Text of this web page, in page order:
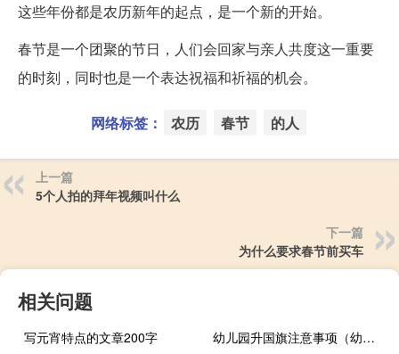
这些年份都是农历新年的起点，是一个新的开始。
春节是一个团聚的节日，人们会回家与亲人共度这一重要
的时刻，同时也是一个表达祝福和祈福的机会。
网络标签： 农历 春节 的人
上一篇
5个人拍的拜年视频叫什么
下一篇
为什么要求春节前买车
相关问题
写元宵特点的文章200字
幼儿园升国旗注意事项（幼儿园亲子运动会安全注意事项）